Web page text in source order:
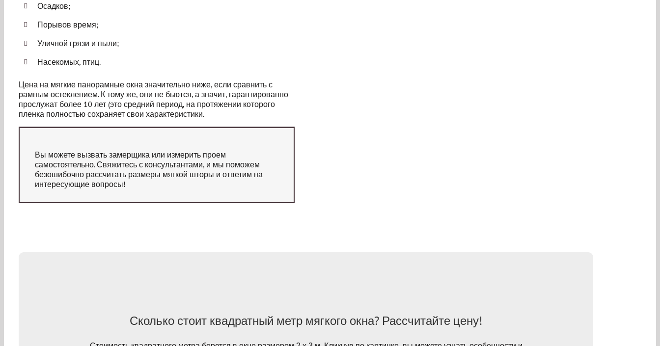
Осадков;
Порывов время;
Уличной грязи и пыли;
Насекомых, птиц.
Цена на мягкие панорамные окна значительно ниже, если сравнить с
рамным остеклением. К тому же, они не бьются, а значит, гарантированно
прослужат более 10 лет (это средний период, на протяжении которого
пленка полностью сохраняет свои характеристики.
Вы можете вызвать замерщика или измерить проем
самостоятельно. Свяжитесь с консультантами, и мы поможем
безошибочно рассчитать размеры мягкой шторы и ответим на
интересующие вопросы!
Сколько стоит квадратный метр мягкого окна? Рассчитайте цену!